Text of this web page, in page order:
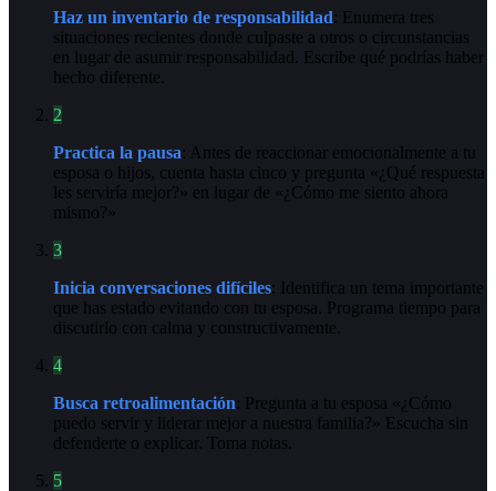
Haz un inventario de responsabilidad: Enumera tres
situaciones recientes donde culpaste a otros o circunstancias
en lugar de asumir responsabilidad. Escribe qué podrías haber
hecho diferente.
2
Practica la pausa: Antes de reaccionar emocionalmente a tu
esposa o hijos, cuenta hasta cinco y pregunta «¿Qué respuesta
les serviría mejor?» en lugar de «¿Cómo me siento ahora
mismo?»
3
Inicia conversaciones difíciles: Identifica un tema importante
que has estado evitando con tu esposa. Programa tiempo para
discutirlo con calma y constructivamente.
4
Busca retroalimentación: Pregunta a tu esposa «¿Cómo
puedo servir y liderar mejor a nuestra familia?» Escucha sin
defenderte o explicar. Toma notas.
5